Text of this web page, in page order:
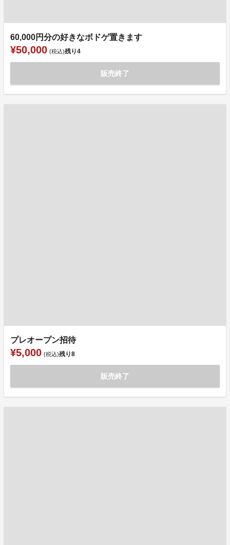
60,000円分の好きなボドゲ置きます
¥50,000 (税込)残り4
販売終了
プレオープン招待
¥5,000 (税込)残り8
販売終了